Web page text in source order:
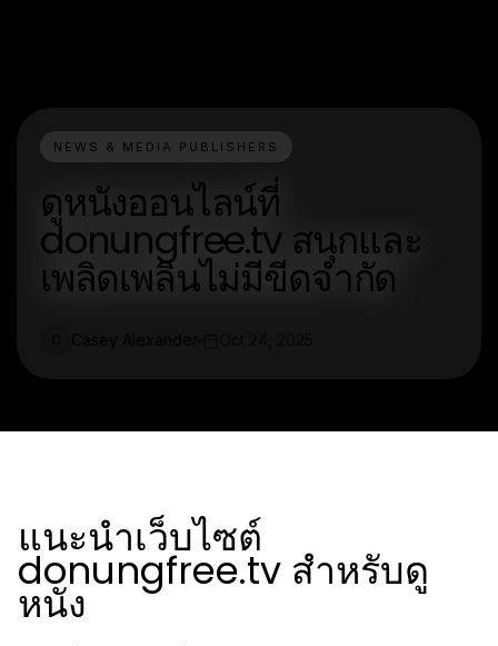
NEWS & MEDIA PUBLISHERS
ดูหนังออนไลน์ที่
donungfree.tv สนุกและ
เพลิดเพลินไม่มีขีดจำกัด
แนะนำเว็บไซต์
donungfree.tv สำหรับดู
หนัง